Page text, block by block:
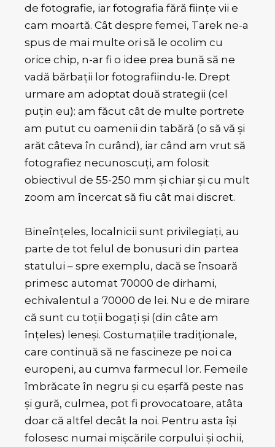
de fotografie, iar fotografia fără ființe vii e
cam moartă. Cât despre femei, Tarek ne-a
spus de mai multe ori să le ocolim cu
orice chip, n-ar fi o idee prea bună să ne
vadă bărbații lor fotografiindu-le. Drept
urmare am adoptat două strategii (cel
puțin eu): am făcut cât de multe portrete
am putut cu oamenii din tabără (o să vă și
arăt câteva în curând), iar când am vrut să
fotografiez necunoscuți, am folosit
obiectivul de 55-250 mm și chiar și cu mult
zoom am încercat să fiu cât mai discret.
Bineînțeles, localnicii sunt privilegiați, au
parte de tot felul de bonusuri din partea
statului – spre exemplu, dacă se însoară
primesc automat 70000 de dirhami,
echivalentul a 70000 de lei. Nu e de mirare
că sunt cu toții bogați și (din câte am
înțeles) leneși. Costumațiile tradiționale,
care continuă să ne fascineze pe noi ca
europeni, au cumva farmecul lor. Femeile
îmbrăcate în negru și cu eșarfă peste nas
și gură, culmea, pot fi provocatoare, atâta
doar că altfel decât la noi. Pentru asta își
folosesc numai mișcările corpului și ochii,